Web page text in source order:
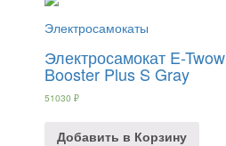
Электросамокаты
Электросамокат E-Twow
Booster Plus S Gray
51030 ₽
Добавить в Корзину